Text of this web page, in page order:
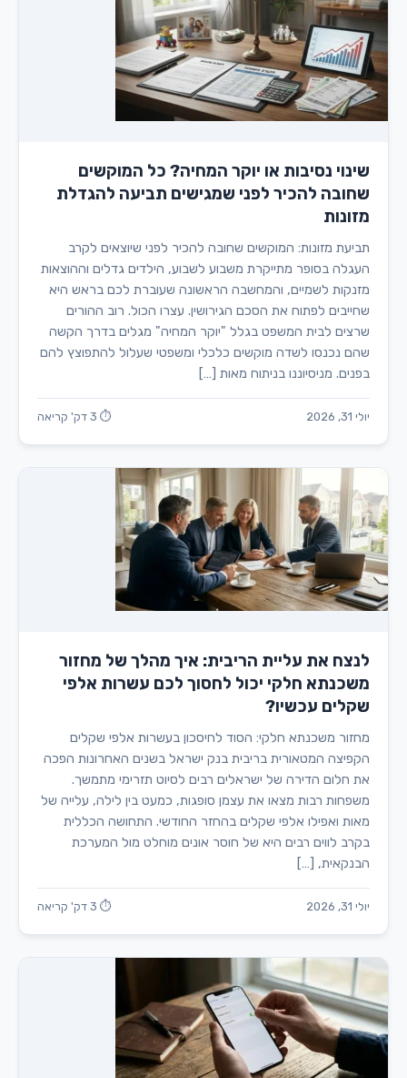
שינוי נסיבות או יוקר המחיה? כל המוקשים
שחובה להכיר לפני שמגישים תביעה להגדלת
מזונות
תביעת מזונות: המוקשים שחובה להכיר לפני שיוצאים לקרב
העגלה בסופר מתייקרת משבוע לשבוע, הילדים גדלים וההוצאות
מזנקות לשמיים, והמחשבה הראשונה שעוברת לכם בראש היא
שחייבים לפתוח את הסכם הגירושין. עצרו הכול. רוב ההורים
שרצים לבית המשפט בגלל "יוקר המחיה" מגלים בדרך הקשה
שהם נכנסו לשדה מוקשים כלכלי ומשפטי שעלול להתפוצץ להם
בפנים. מניסיוננו בניתוח מאות […]
יולי 31, 2026 ⏱ 3 דק' קריאה
לנצח את עליית הריבית: איך מהלך של מחזור
משכנתא חלקי יכול לחסוך לכם עשרות אלפי
שקלים עכשיו?
מחזור משכנתא חלקי: הסוד לחיסכון בעשרות אלפי שקלים
הקפיצה המטאורית בריבית בנק ישראל בשנים האחרונות הפכה
את חלום הדירה של ישראלים רבים לסיוט תזרימי מתמשך.
משפחות רבות מצאו את עצמן סופגות, כמעט בין לילה, עלייה של
מאות ואפילו אלפי שקלים בהחזר החודשי. התחושה הכללית
בקרב לווים רבים היא של חוסר אונים מוחלט מול המערכת
הבנקאית, […]
יולי 31, 2026 ⏱ 3 דק' קריאה